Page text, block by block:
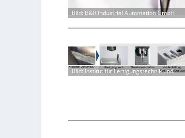
Bild: B&R Industrial Automation GmbH
Bild: Institut für Fertigungstechnik und